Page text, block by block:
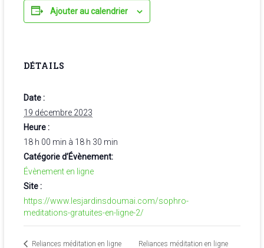
Ajouter au calendrier
DÉTAILS
Date :
19 décembre 2023
Heure :
18 h 00 min à 18 h 30 min
Catégorie d’Évènement:
Évènement en ligne
Site :
https://www.lesjardinsdoumai.com/sophro-
meditations-gratuites-en-ligne-2/
Reliances méditation en ligne Reliances méditation en ligne